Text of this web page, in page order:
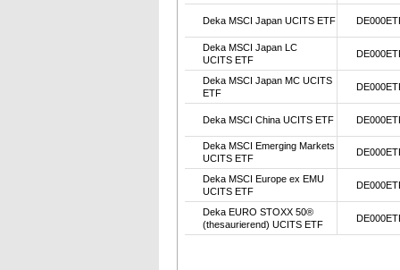
Deka MSCI Japan UCITS ETF
Deka MSCI Japan LC
UCITS ETF
Deka MSCI Japan MC UCITS
ETF
Deka MSCI China UCITS ETF
Deka MSCI Emerging Markets
UCITS ETF
Deka MSCI Europe ex EMU
UCITS ETF
Deka EURO STOXX 50®
(thesaurierend) UCITS ETF